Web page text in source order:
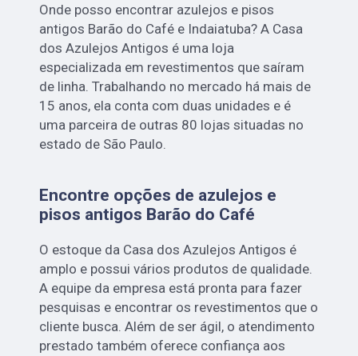
Onde posso encontrar azulejos e pisos
antigos Barão do Café e Indaiatuba? A Casa
dos Azulejos Antigos é uma loja
especializada em revestimentos que saíram
de linha. Trabalhando no mercado há mais de
15 anos, ela conta com duas unidades e é
uma parceira de outras 80 lojas situadas no
estado de São Paulo.
Encontre opções de azulejos e
pisos antigos Barão do Café
O estoque da Casa dos Azulejos Antigos é
amplo e possui vários produtos de qualidade.
A equipe da empresa está pronta para fazer
pesquisas e encontrar os revestimentos que o
cliente busca. Além de ser ágil, o atendimento
prestado também oferece confiança aos